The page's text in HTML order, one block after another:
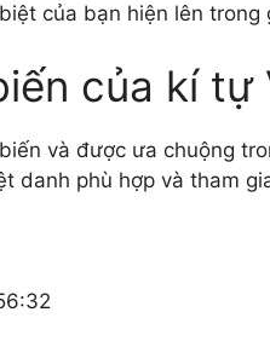
của bạn hiện lên trong
của kí tự
và được ưa chuộng
danh phù hợp và tham